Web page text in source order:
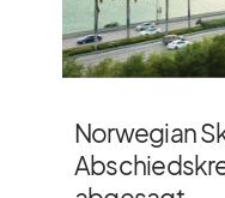
Norwegian